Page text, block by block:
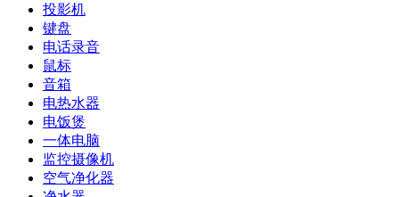
投影机
键盘
电话录音
鼠标
音箱
电热水器
电饭煲
一体电脑
监控摄像机
空气净化器